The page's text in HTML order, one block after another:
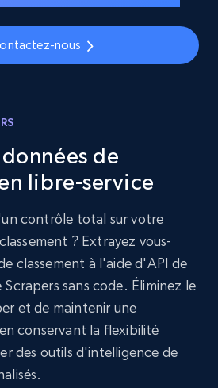
nous
de
libre-service
contrôle total sur votre
? Extrayez vous-
classement à l'aide d'API de
sans code. Éliminez le
et de maintenir une
conservant la flexibilité
des outils d'intelligence de